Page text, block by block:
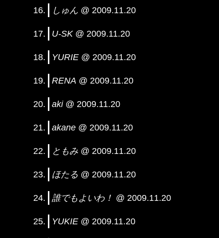
しゅん @ 2009.11.20
U-SK@ 2009.11.20
YURIE @ 2009.11.20
RENA @ 2009.11.20
aki@ 2009.11.20
akane @ 2009.11.20
ともみ @ 2009.11.20
ほたる @ 2009.11.20
誰でもよいわ！ @ 2009.11.20
YUKIE @ 2009.11.20